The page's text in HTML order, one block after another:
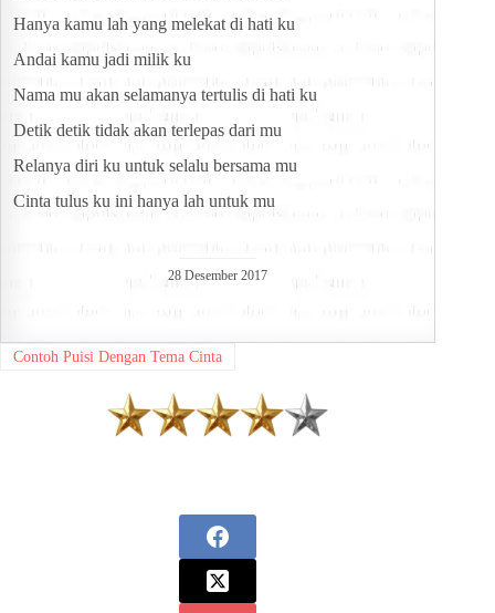
Hanya kamu lah yang melekat di hati ku
Andai kamu jadi milik ku
Nama mu akan selamanya tertulis di hati ku
Detik detik tidak akan terlepas dari mu
Relanya diri ku untuk selalu bersama mu
Cinta tulus ku ini hanya lah untuk mu
28 Desember 2017
Contoh Puisi Dengan Tema Cinta